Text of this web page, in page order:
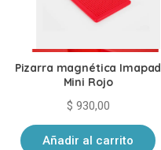
Pizarra magnética Imapad
Mini Rojo
$ 930,00
Añadir al carrito